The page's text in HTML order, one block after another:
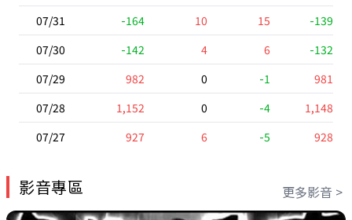
07/31
-164 10 15
-139
07/30
-142 4 6
-132
07/29
982 0 -1
981
07/28
1,152 0 -4
1,148
07/27
927 6 -5 928
影音專區 更多影音 >